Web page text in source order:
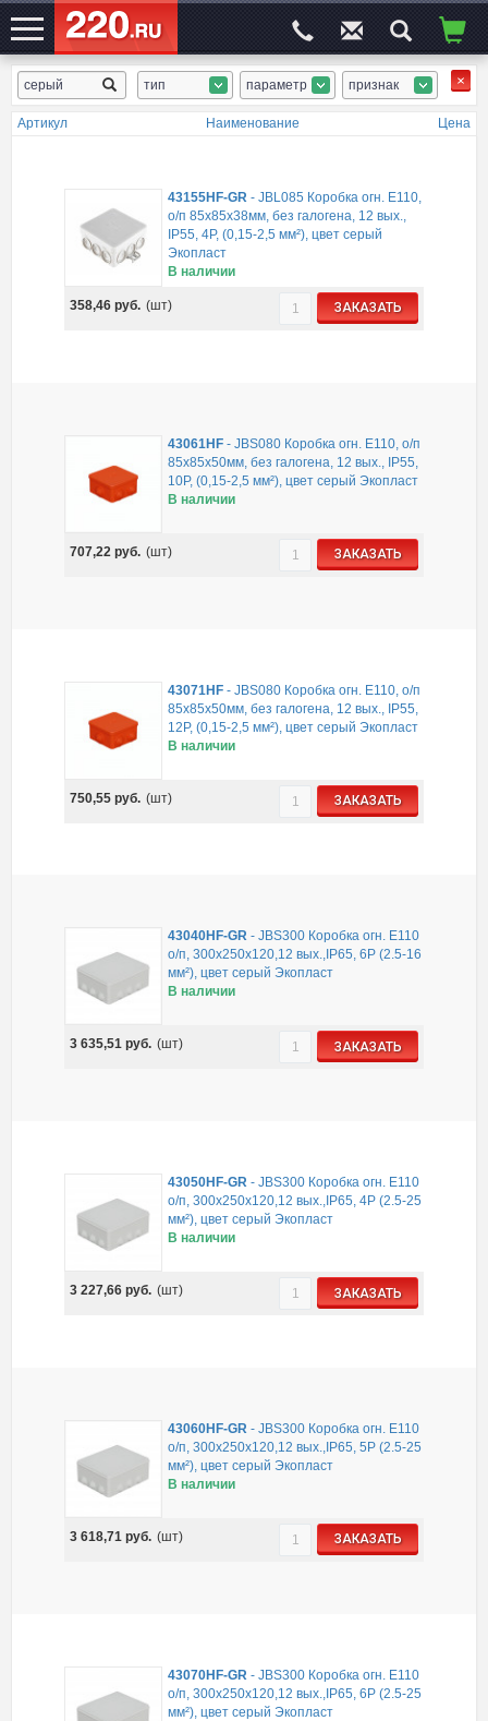
ЭЛЕКТРОСАЙТ№1 тип параметр признак
Артикул Наименование Цена
43155HF-GR- JBL085 Коробка огн. E110,
о/п 85х85х38мм, без галогена, 12 вых.,
IP55, 4P, (0,15-2,5 мм²), цвет серый
Экопласт
В наличии
358,46 руб. (шт) ЗАКАЗАТЬ
43061HF- JBS080 Коробка огн. E110, о/п
85х85х50мм, без галогена, 12 вых., IP55,
10P, (0,15-2,5 мм²), цвет серый Экопласт
В наличии
707,22 руб. (шт) ЗАКАЗАТЬ
43071HF- JBS080 Коробка огн. E110, о/п
85х85х50мм, без галогена, 12 вых., IP55,
12P, (0,15-2,5 мм²), цвет серый Экопласт
В наличии
750,55 руб. (шт) ЗАКАЗАТЬ
43040HF-GR- JBS300 Коробка огн. Е110
о/п, 300х250х120,12 вых.,IP65, 6Р (2.5-16
мм²), цвет серый Экопласт
В наличии
3 635,51 руб. (шт) ЗАКАЗАТЬ
43050HF-GR- JBS300 Коробка огн. Е110
о/п, 300х250х120,12 вых.,IP65, 4Р (2.5-25
мм²), цвет серый Экопласт
В наличии
3 227,66 руб. (шт) ЗАКАЗАТЬ
43060HF-GR- JBS300 Коробка огн. Е110
о/п, 300х250х120,12 вых.,IP65, 5Р (2.5-25
мм²), цвет серый Экопласт
В наличии
3 618,71 руб. (шт) ЗАКАЗАТЬ
43070HF-GR - JBS300 Коробка огн. Е110
о/п, 300х250х120,12 вых.,IP65, 6Р (2.5-25
мм²), цвет серый Экопласт